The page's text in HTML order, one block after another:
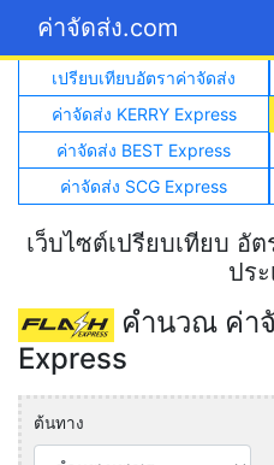
ค่าจัดส่ง.com
เปรียบเทียบอัตราค่าจัดส่ง
ค่าจัดส่ง KERRY Express
ค่าจัดส่ง BEST Express
ค่าจัดส่ง SCG Express
เว็บไซต์เปรียบเทียบ อั
ปร
คำนวณ ค่า
Express
ต้นทาง